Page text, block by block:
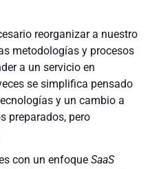
reorganizar a nuestro
metodologías y procesos
a un servicio en
se simplifica pensado
y un cambio a
preparados, pero
con un enfoque SaaS